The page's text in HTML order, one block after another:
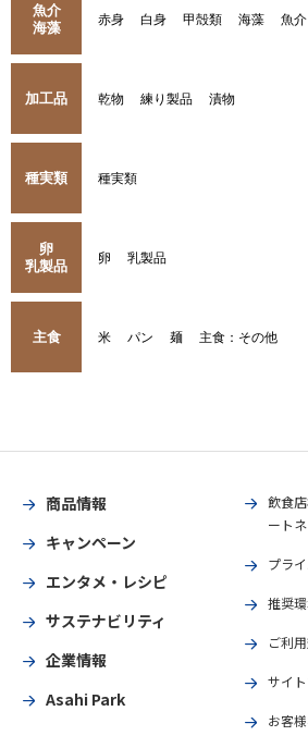
魚介
海藻
赤身 白身 甲殻類 海藻 魚
加工品 乾物 練り製品 漬物
種実類 種実類
卵
乳製品
卵 乳製品
主食 米 パン 麺 主食：その他
商品情報
キャンペーン
エンタメ・レシピ
サステナビリティ
企業情報
Asahi Park
飲食
ートネ
プラ
推奨
ご利
サイ
お客